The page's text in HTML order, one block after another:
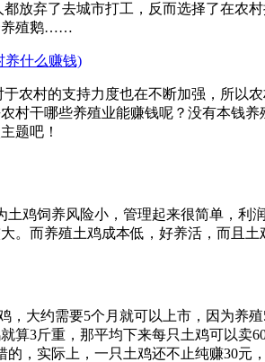
放弃了去城市打工，反而选择了在农
养殖鹅……
农村的支持力度也在不断加强，所以
村干哪些养殖业能赚钱呢？没有本钱
题吧！
土鸡饲养风险小，管理起来很简单，
。而养殖土鸡成本低，好养活，而且
，大约需要5个月就可以上市，因为养
算3斤重，那平均下来每只土鸡可以
，实际上，一只土鸡还不止纯赚30元